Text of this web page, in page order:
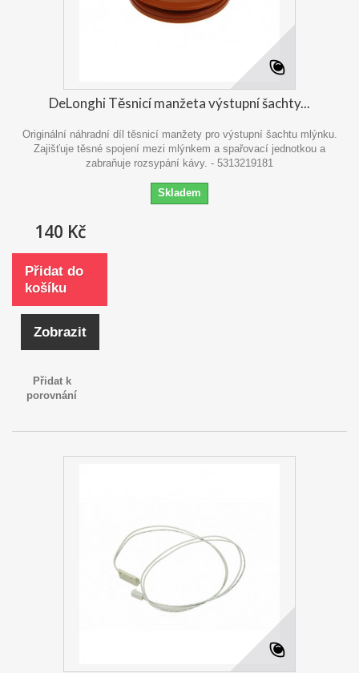
DeLonghi Těsnicí manžeta výstupní šachty...
Originální náhradní díl těsnicí manžety pro výstupní šachtu mlýnku.
Zajišťuje těsné spojení mezi mlýnkem a spařovací jednotkou a
zabraňuje rozsypání kávy. - 5313219181
Skladem
140 Kč
Přidat do
košíku
Zobrazit
Přidat k
porovnání